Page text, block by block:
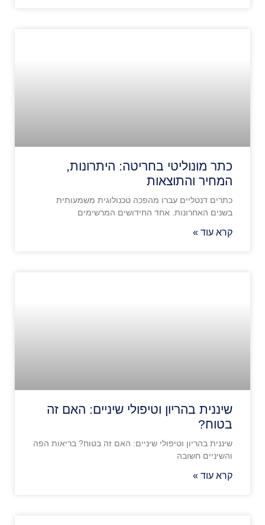
כתר מונוליטי בחריטה: היתרונות,
המחיר והתוצאות
כתרים דנטליים עברו מהפכה טכנולוגית משמעותית
בשנים האחרונות. אחד החידושים המרשימים
קרא עוד »
שיננית בהריון וטיפולי שיניים: האם זה
בטוח?
שיננית בהריון וטיפולי שיניים: האם זה בטוח? בריאות הפה
והשיניים חשובה
קרא עוד »